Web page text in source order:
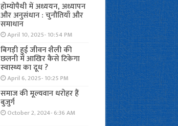
होम्योपैथी में अध्ययन, अध्यापन
और अनुसंधान : चुनौतियाँ और
समाधान
April 10, 2025- 10:54 PM
बिगड़ी हुई जीवन शैली की
छलनी में आखिर कैसे टिकेगा
स्वास्थ्य का दूध ?
April 6, 2025- 10:25 PM
समाज की मूल्यवान धरोहर हैं
बुजुर्ग
October 2, 2024- 6:36 AM